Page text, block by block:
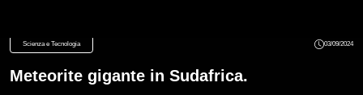
Meteorite gigante in Sudafrica.
Scienza e Tecnologia 03/09/2024